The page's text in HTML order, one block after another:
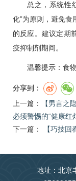
总之，系统性
化”为原则，避免
的反应。建议定期
疫抑制剂期间。
温馨提示：食
分享到：
上一篇：
【男言之
必须警惕的“健康红
下一篇：
【巧技
地址：北京